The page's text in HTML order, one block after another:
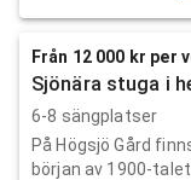
Från 12 000 kr per
Sjönära stuga i
6-8 sängplatser
På Högsjö Gård
början av 1900-